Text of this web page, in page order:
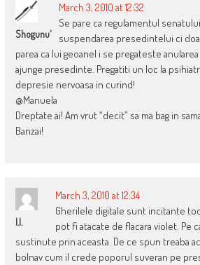
Shogunu'
March 3, 2010 at 12:32
Se pare ca regulamentul
suspendarea presedintelui ci
parea ca lui geoanel i se pregateste
ajunge presedinte. Pregatiti un loc la
depresie nervoasa in curind!
@Manuela
Dreptate ai! Am vrut “decit” sa ma bag in
Banzai!
I.I.
March 3, 2010 at 12:34
Gherilele digitale sunt incitante
pot fi atacate de flacara violet. Pe
sustinute prin aceasta. De ce spun treaba
bolnav cum il crede poporul suveran pe